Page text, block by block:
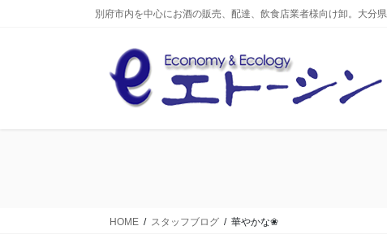
別府市内を中心にお酒の販売、配達、飲食店業者様向け卸。大分
HOME スタッフブログ 華やかな❀